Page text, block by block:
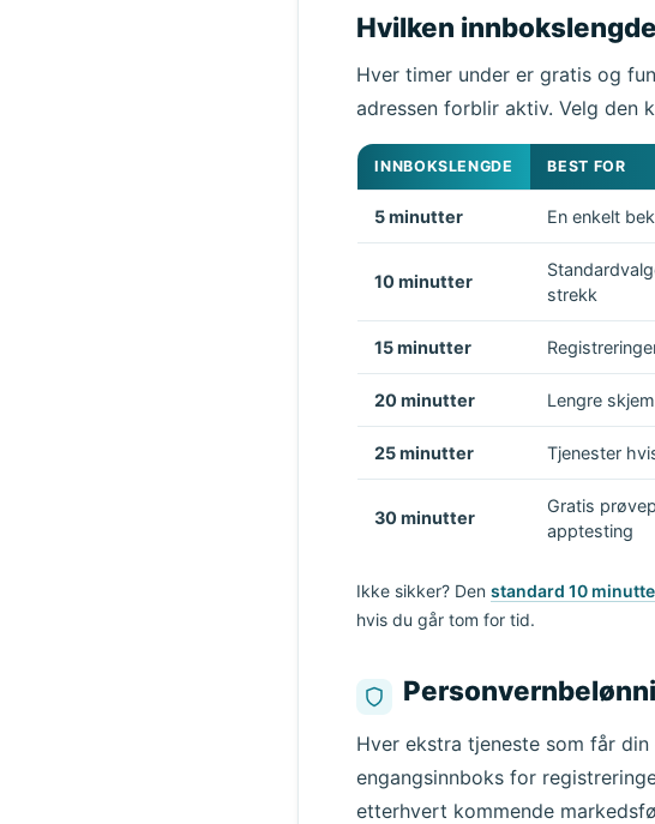
Hvilken
Hver timer under er gratis og
adressen forblir aktiv. Velg den
INNBOKSLENGDE BEST FOR
5 minutter En enkelt
10 minutter
strekk
15 minutter
20 minutter Lengre
25 minutter Tjenester
30 minutter
Gratis
apptesting
Ikke sikker? Den standard 10
hvis du går tom for tid.
Hver ekstra tjeneste som får
engangsinnboks for
etterhvert kommende